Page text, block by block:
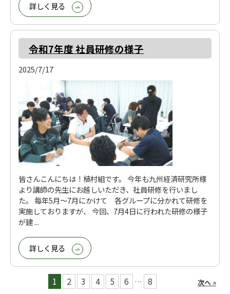
詳しく見る
令和7年度 社員研修の様子
2025/7/17
皆さんこんにちは！植村組です。 今年も九州経済研究所様
より講師の先生にお越しいただき、社員研修を行いまし
た。 毎年5月～7月にかけて 各グループに分かれて研修を
実施しておりますが、 今回、7月4日に行われた研修の様子
が建 ...
詳しく見る
1 2 3 4 5 6 … 8 次へ »